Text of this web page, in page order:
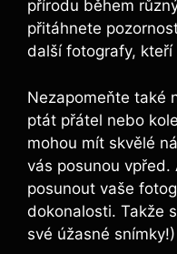
přírodu během
přitáhnete
další fotografy, kteří
Nezapomeňte také
ptát přátel nebo
mohou mít skvělé
vás posunou vpřed.
posunout vaše
dokonalosti. Takže
své úžasné snímky!)